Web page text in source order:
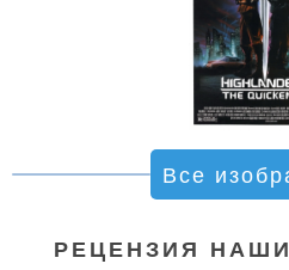
Все
РЕЦЕНЗИЯ